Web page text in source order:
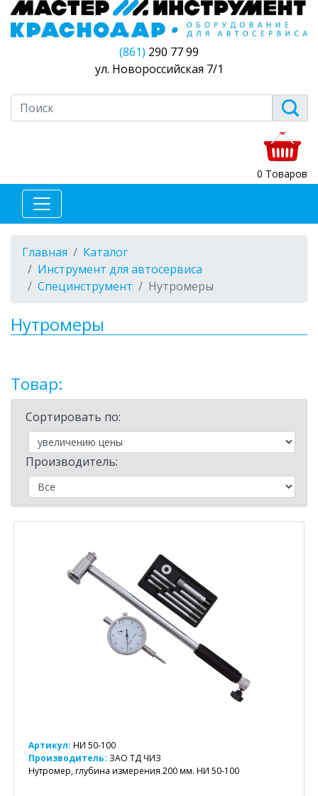
(861) 290 77 99
ул. Новороссийская 7/1
0 Товаров
Главная
Каталог
Инструмент для автосервиса
Специнструмент
Нутромеры
Нутромеры
Товар:
Сортировать по:
Производитель:
Артикул: НИ 50-100
Производитель: ЗАО ТД ЧИЗ
Нутромер, глубина измерения 200 мм. НИ 50-100